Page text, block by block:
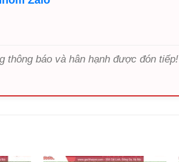
thông báo và hân hạnh được đón tiếp!